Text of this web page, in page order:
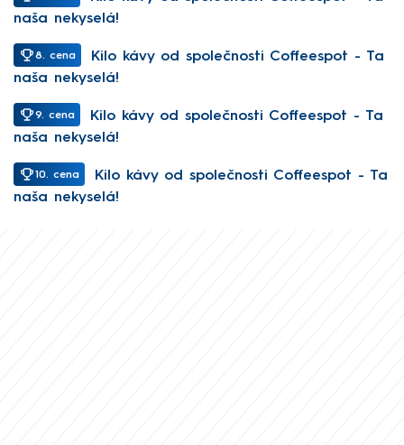
naša nekyselá!
8. cena
Kilo kávy od společnosti Coffeespot - Ta
naša nekyselá!
9. cena
Kilo kávy od společnosti Coffeespot - Ta
naša nekyselá!
10. cena
Kilo kávy od společnosti Coffeespot - Ta
naša nekyselá!